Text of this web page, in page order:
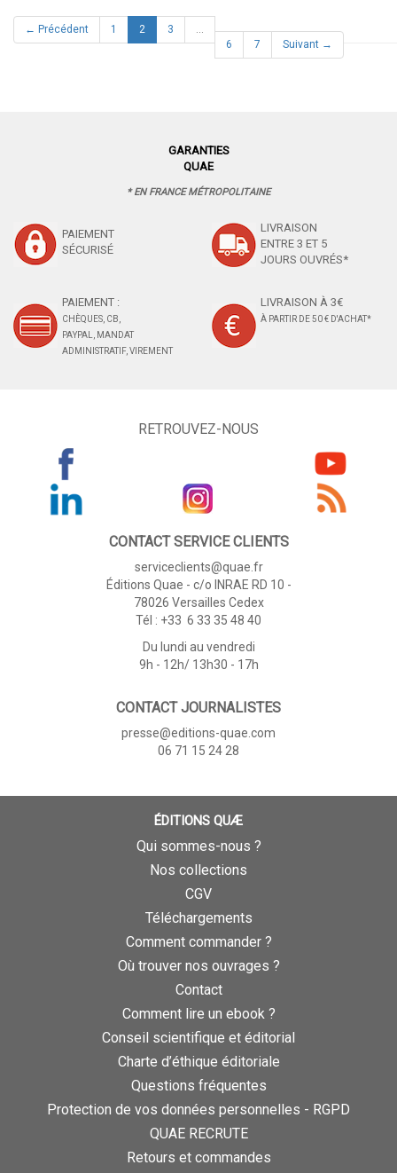
← Précédent 1 2 (current)
3
…
6
7 Suivant →
GARANTIES
QUAE
* EN FRANCE MÉTROPOLITAINE
PAIEMENT
SÉCURISÉ
LIVRAISON
ENTRE 3 ET 5
JOURS OUVRÉS*
PAIEMENT :
CHÈQUES, CB,
PAYPAL, MANDAT
ADMINISTRATIF, VIREMENT
LIVRAISON À 3€
À PARTIR DE 50 € D'ACHAT*
RETROUVEZ-NOUS
CONTACT SERVICE CLIENTS
serviceclients@quae.fr
Éditions Quae - c/o INRAE RD 10 -
78026 Versailles Cedex
Tél : +33 6 33 35 48 40
Du lundi au vendredi
9h - 12h/ 13h30 - 17h
CONTACT JOURNALISTES
presse@editions-quae.com
06 71 15 24 28
ÉDITIONS QUÆ
Qui sommes-nous ?
Nos collections
CGV
Téléchargements
Comment commander ?
Où trouver nos ouvrages ?
Contact
Comment lire un ebook ?
Conseil scientifique et éditorial
Charte d’éthique éditoriale
Questions fréquentes
Protection de vos données personnelles - RGPD
QUAE RECRUTE
Retours et commandes